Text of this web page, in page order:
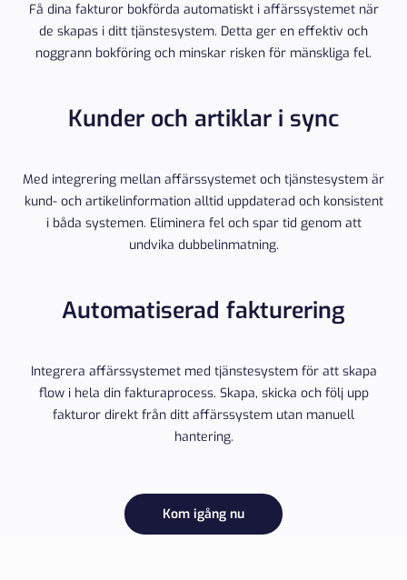
Få dina fakturor bokförda automatiskt i affärssystemet när
de skapas i ditt tjänstesystem. Detta ger en effektiv och
noggrann bokföring och minskar risken för mänskliga fel.
Kunder och artiklar i sync
Med integrering mellan affärssystemet och tjänstesystem är
kund- och artikelinformation alltid uppdaterad och konsistent
i båda systemen. Eliminera fel och spar tid genom att
undvika dubbelinmatning.
Automatiserad fakturering
Integrera affärssystemet med tjänstesystem för att skapa
flow i hela din fakturaprocess. Skapa, skicka och följ upp
fakturor direkt från ditt affärssystem utan manuell
hantering.
Kom igång nu